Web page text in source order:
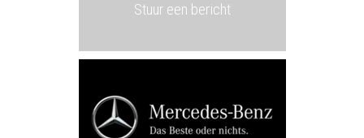
Stuur een bericht